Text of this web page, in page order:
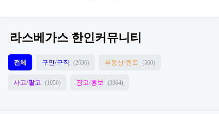
라스베가스 한인커뮤니티
전체 구인/구직 (2636) 부동산/렌트 (560)
사고/팔고 (1056) 광고/홍보 (3964)